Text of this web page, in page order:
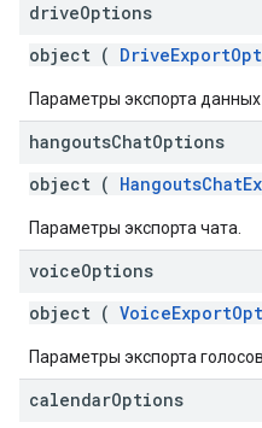
driveOptions
object (
Параметры экспорта данных
hangoutsChatOptions
object (
Параметры экспорта чата.
voiceOptions
object (
Параметры экспорта
calendarOptions